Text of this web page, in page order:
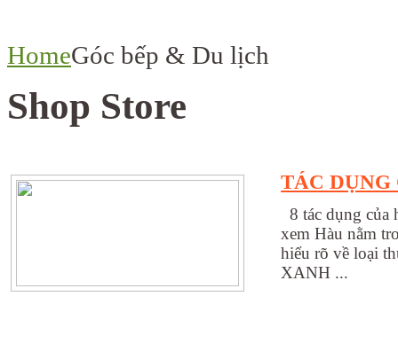
HomeGóc bếp & Du lịch
Shop Store
TÁC
8 tác dụng
xem Hàu nằm
hiểu rõ về loại
XANH ...